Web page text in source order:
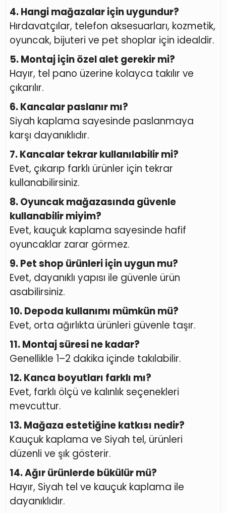
4. Hangi mağazalar için uygundur?
Hırdavatçılar, telefon aksesuarları, kozmetik,
oyuncak, bijuteri ve pet shoplar için idealdir.
5. Montaj için özel alet gerekir mi?
Hayır, tel pano üzerine kolayca takılır ve
çıkarılır.
6. Kancalar paslanır mı?
Siyah kaplama sayesinde paslanmaya
karşı dayanıklıdır.
7. Kancalar tekrar kullanılabilir mi?
Evet, çıkarıp farklı ürünler için tekrar
kullanabilirsiniz.
8. Oyuncak mağazasında güvenle
kullanabilir miyim?
Evet, kauçuk kaplama sayesinde hafif
oyuncaklar zarar görmez.
9. Pet shop ürünleri için uygun mu?
Evet, dayanıklı yapısı ile güvenle ürün
asabilirsiniz.
10. Depoda kullanımı mümkün mü?
Evet, orta ağırlıkta ürünleri güvenle taşır.
11. Montaj süresi ne kadar?
Genellikle 1–2 dakika içinde takılabilir.
12. Kanca boyutları farklı mı?
Evet, farklı ölçü ve kalınlık seçenekleri
mevcuttur.
13. Mağaza estetiğine katkısı nedir?
Kauçuk kaplama ve Siyah tel, ürünleri
düzenli ve şık gösterir.
14. Ağır ürünlerde bükülür mü?
Hayır, Siyah tel ve kauçuk kaplama ile
dayanıklıdır.